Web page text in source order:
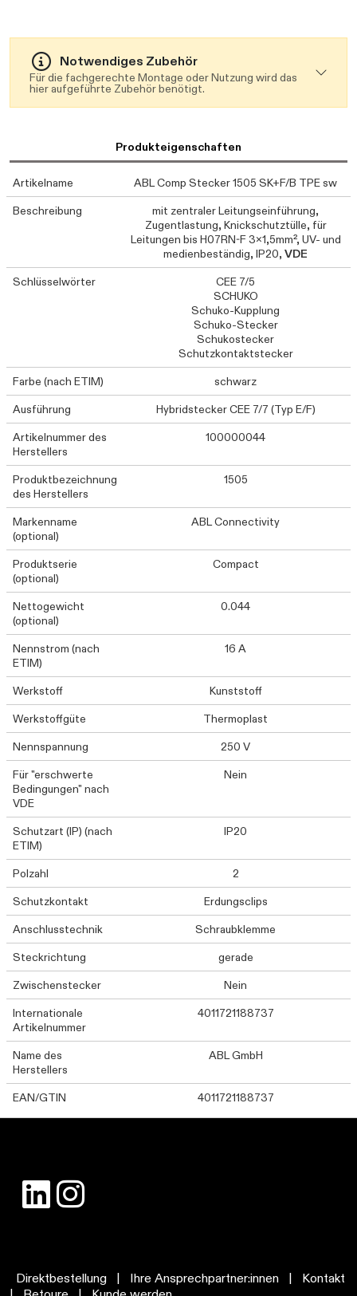
Notwendiges Zubehör
Für die fachgerechte Montage oder Nutzung wird das
hier aufgeführte Zubehör benötigt.
Produkteigenschaften
Artikelname
ABL Comp Stecker 1505 SK+F/B TPE sw
Beschreibung
mit zentraler Leitungseinführung,
Zugentlastung, Knickschutztülle, für
Leitungen bis H07RN-F 3x1,5mm², UV- und
medienbeständig, IP20,VDE
Schlüsselwörter
CEE 7/5
SCHUKO
Schuko-Kupplung
Schuko-Stecker
Schukostecker
Schutzkontaktstecker
Farbe (nach ETIM)
schwarz
Ausführung
Hybridstecker CEE 7/7 (Typ E/F)
Artikelnummer des
Herstellers
100000044
Produktbezeichnung
des Herstellers
1505
Markenname
(optional)
ABL Connectivity
Produktserie
(optional)
Compact
Nettogewicht
(optional)
0.044
Nennstrom (nach
ETIM)
16 A
Werkstoff
Kunststoff
Werkstoffgüte
Thermoplast
Nennspannung
250 V
Für "erschwerte
Bedingungen" nach
VDE
Nein
Schutzart (IP) (nach
ETIM)
IP20
Polzahl
2
Schutzkontakt
Erdungsclips
Anschlusstechnik
Schraubklemme
Steckrichtung
gerade
Zwischenstecker
Nein
Internationale
Artikelnummer
4011721188737
Name des
Herstellers
ABL GmbH
EAN/GTIN 4011721188737
Direktbestellung | Ihre Ansprechpartner:innen |
Kontakt